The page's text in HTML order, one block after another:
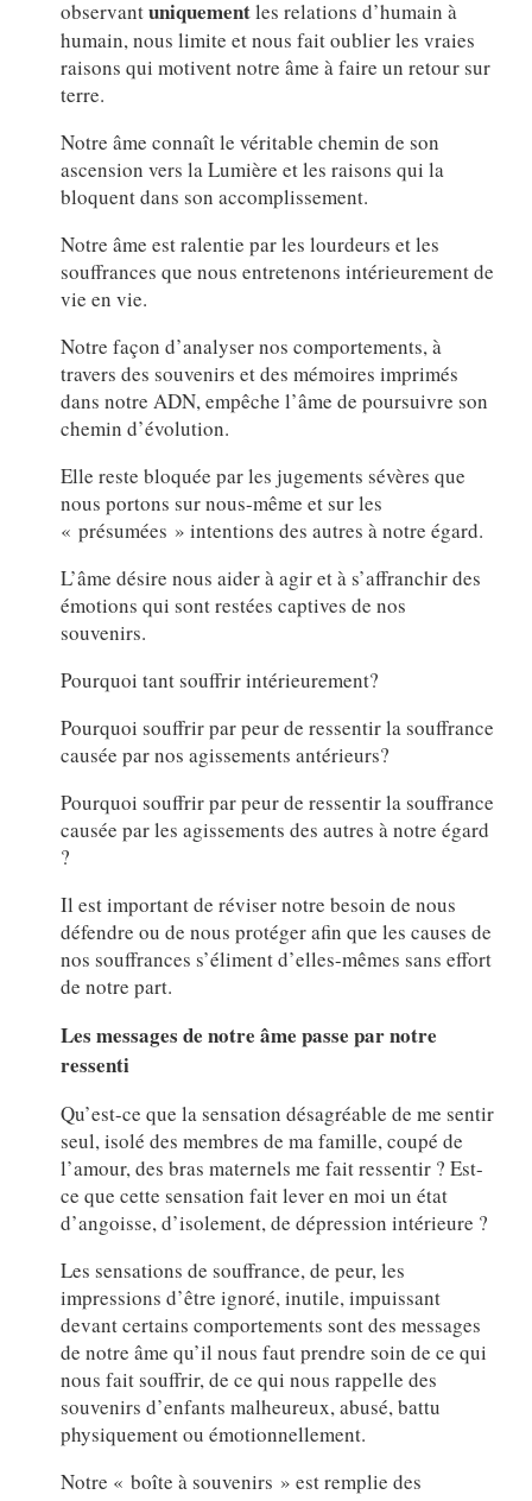
observantuniquementles relations d’humain à
humain, nous limite et nous fait oublier les vraies
raisons qui motivent notre âme à faire un retour sur
terre.
Notre âme connaît le véritable chemin de son
ascension vers la Lumière et les raisons qui la
bloquent dans son accomplissement.
Notre âme est ralentie par les lourdeurs et les
souffrances que nous entretenons intérieurement de
vie en vie.
Notre façon d’analyser nos comportements, à
travers des souvenirs et des mémoires imprimés
dans notre ADN, empêche l’âme de poursuivre son
chemin d’évolution.
Elle reste bloquée par les jugements sévères que
nous portons sur nous-même et sur les
« présumées » intentions des autres à notre égard.
L’âme désire nous aider à agir et à s’affranchir des
émotions qui sont restées captives de nos
souvenirs.
Pourquoi tant souffrir intérieurement?
Pourquoi souffrir par peur de ressentir la souffrance
causée par nos agissements antérieurs?
Pourquoi souffrir par peur de ressentir la souffrance
causée par les agissements des autres à notre égard
?
Il est important de réviser notre besoin de nous
défendre ou de nous protéger afin que les causes de
nos souffrances s’éliment d’elles-mêmes sans effort
de notre part.
Les messages de notre âme passe par notre
ressenti
Qu’est-ce que la sensation désagréable de me sentir
seul, isolé des membres de ma famille, coupé de
l’amour, des bras maternels me fait ressentir ? Est-
ce que cette sensation fait lever en moi un état
d’angoisse, d’isolement, de dépression intérieure ?
Les sensations de souffrance, de peur, les
impressions d’être ignoré, inutile, impuissant
devant certains comportements sont des messages
de notre âme qu’il nous faut prendre soin de ce qui
nous fait souffrir, de ce qui nous rappelle des
souvenirs d’enfants malheureux, abusé, battu
physiquement ou émotionnellement.
Notre « boîte à souvenirs » est remplie des